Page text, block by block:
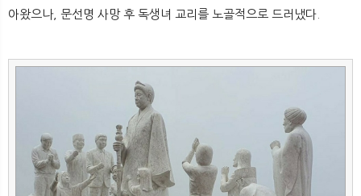
아왔으나, 문선명 사망 후 독생녀 교리를 노골적으로 드러냈다.